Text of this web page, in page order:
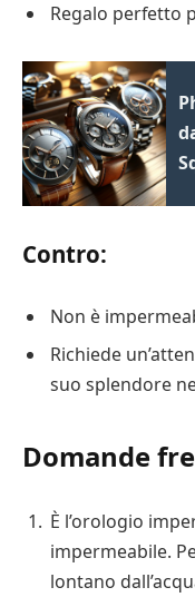
Regalo perfetto
Contro:
Non è
Richiede
suo splendore
Domande
È l’orologio
impermeabile.
lontano